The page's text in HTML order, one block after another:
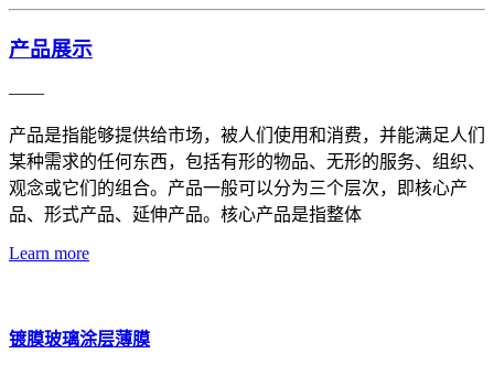
产品展示
——
产品是指能够提供给市场，被人们使用和消费，并能满足人们
某种需求的任何东西，包括有形的物品、无形的服务、组织、
观念或它们的组合。产品一般可以分为三个层次，即核心产
品、形式产品、延伸产品。核心产品是指整体
Learn more
镀膜玻璃涂层薄膜